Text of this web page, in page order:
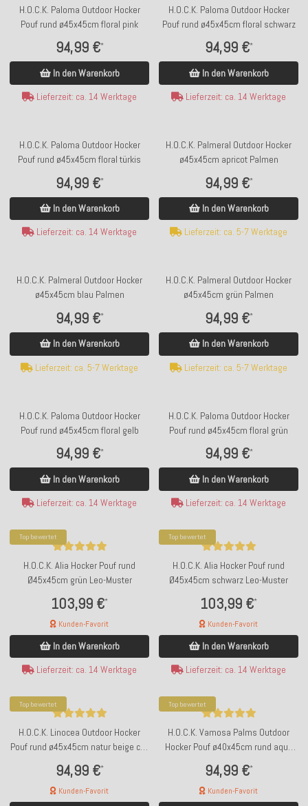
H.O.C.K. Paloma Outdoor Hocker
Pouf rund ø45x45cm floral pink
94,99 €*
In den Warenkorb
Lieferzeit: ca. 14 Werktage
H.O.C.K. Paloma Outdoor Hocker
Pouf rund ø45x45cm floral schwarz
94,99 €*
In den Warenkorb
Lieferzeit: ca. 14 Werktage
H.O.C.K. Paloma Outdoor Hocker
Pouf rund ø45x45cm floral türkis
94,99 €*
In den Warenkorb
Lieferzeit: ca. 14 Werktage
H.O.C.K. Palmeral Outdoor Hocker
ø45x45cm apricot Palmen
94,99 €*
In den Warenkorb
Lieferzeit: ca. 5-7 Werktage
H.O.C.K. Palmeral Outdoor Hocker
ø45x45cm blau Palmen
94,99 €*
In den Warenkorb
Lieferzeit: ca. 5-7 Werktage
H.O.C.K. Palmeral Outdoor Hocker
ø45x45cm grün Palmen
94,99 €*
In den Warenkorb
Lieferzeit: ca. 5-7 Werktage
H.O.C.K. Paloma Outdoor Hocker
Pouf rund ø45x45cm floral gelb
94,99 €*
In den Warenkorb
Lieferzeit: ca. 14 Werktage
H.O.C.K. Paloma Outdoor Hocker
Pouf rund ø45x45cm floral grün
94,99 €*
In den Warenkorb
Lieferzeit: ca. 14 Werktage
Top bewertet
H.O.C.K. Alia Hocker Pouf rund
Ø45x45cm grün Leo-Muster
103,99 €*
Kunden-Favorit
In den Warenkorb
Lieferzeit: ca. 14 Werktage
Top bewertet
H.O.C.K. Alia Hocker Pouf rund
Ø45x45cm schwarz Leo-Muster
103,99 €*
Kunden-Favorit
In den Warenkorb
Lieferzeit: ca. 14 Werktage
Top bewertet
H.O.C.K. Linocea Outdoor Hocker
Pouf rund ø45x45cm natur beige col.
94,99 €*
Kunden-Favorit
Top bewertet
H.O.C.K. Vamosa Palms Outdoor
Hocker Pouf ø40x45cm rund aqua
94,99 €*
Kunden-Favorit